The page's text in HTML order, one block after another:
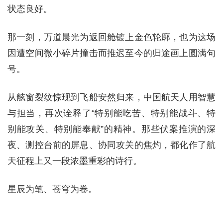
状态良好。
那一刻，万道晨光为返回舱镀上金色轮廓，也为这场
因遭空间微小碎片撞击而推迟至今的归途画上圆满句
号。
从舷窗裂纹惊现到飞船安然归来，中国航天人用智慧
与担当，再次诠释了“特别能吃苦、特别能战斗、特
别能攻关、特别能奉献”的精神。那些伏案推演的深
夜、测控台前的屏息、协同攻关的焦灼，都化作了航
天征程上又一段浓墨重彩的诗行。
星辰为笔、苍穹为卷。